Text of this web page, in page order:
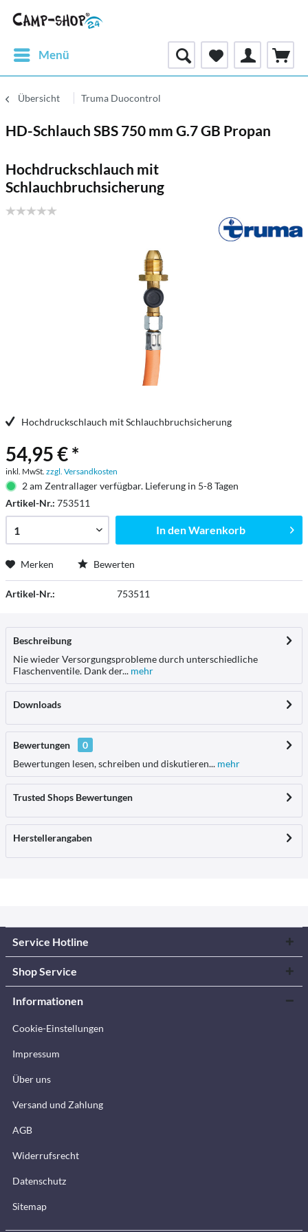
Menü
Übersicht Truma Duocontrol
HD-Schlauch SBS 750 mm G.7 GB Propan
Hochdruckschlauch mit
Schlauchbruchsicherung
Hochdruckschlauch mit Schlauchbruchsicherung
54,95 € *
inkl. MwSt. zzgl. Versandkosten
2 am Zentrallager verfügbar. Lieferung in 5-8 Tagen
Artikel-Nr.: 753511
In denWarenkorb
Merken Bewerten
Artikel-Nr.: 753511
Beschreibung
Nie wieder Versorgungsprobleme durch unterschiedliche
Flaschenventile. Dank der... mehr
Downloads
Bewertungen
0
Bewertungen lesen, schreiben und diskutieren... mehr
Trusted Shops Bewertungen
Herstellerangaben
Service Hotline
Shop Service
Informationen
Cookie-Einstellungen
Impressum
Über uns
Versand und Zahlung
AGB
Widerrufsrecht
Datenschutz
Sitemap